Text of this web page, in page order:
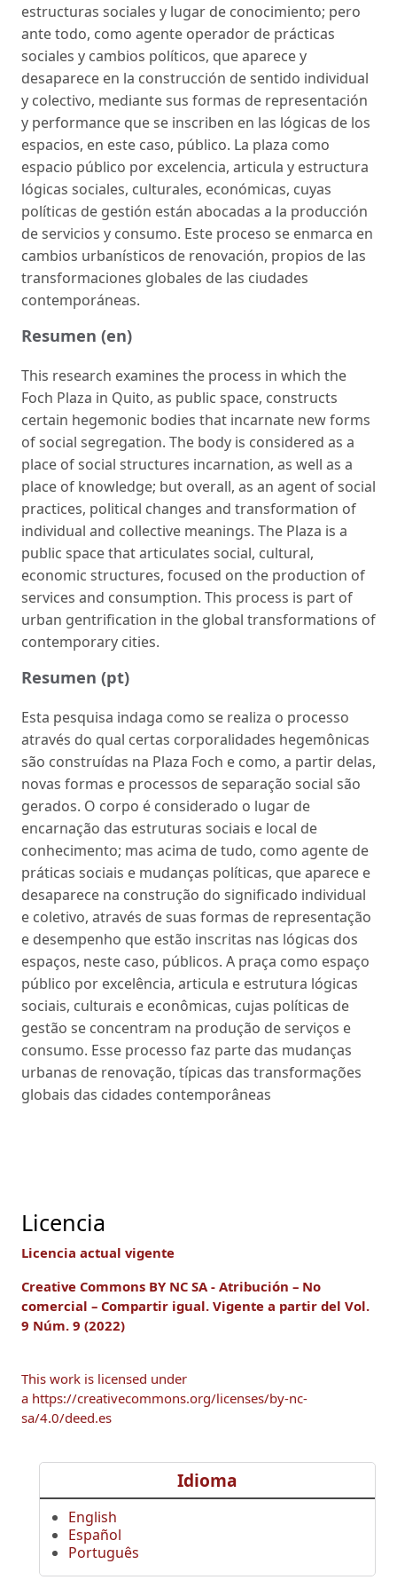
estructuras sociales y lugar de conocimiento; pero
ante todo, como agente operador de prácticas
sociales y cambios políticos, que aparece y
desaparece en la construcción de sentido individual
y colectivo, mediante sus formas de representación
y performance que se inscriben en las lógicas de los
espacios, en este caso, público. La plaza como
espacio público por excelencia, articula y estructura
lógicas sociales, culturales, económicas, cuyas
políticas de gestión están abocadas a la producción
de servicios y consumo. Este proceso se enmarca en
cambios urbanísticos de renovación, propios de las
transformaciones globales de las ciudades
contemporáneas.
Resumen (en)
This research examines the process in which the
Foch Plaza in Quito, as public space, constructs
certain hegemonic bodies that incarnate new forms
of social segregation. The body is considered as a
place of social structures incarnation, as well as a
place of knowledge; but overall, as an agent of social
practices, political changes and transformation of
individual and collective meanings. The Plaza is a
public space that articulates social, cultural,
economic structures, focused on the production of
services and consumption. This process is part of
urban gentrification in the global transformations of
contemporary cities.
Resumen (pt)
Esta pesquisa indaga como se realiza o processo
através do qual certas corporalidades hegemônicas
são construídas na Plaza Foch e como, a partir delas,
novas formas e processos de separação social são
gerados. O corpo é considerado o lugar de
encarnação das estruturas sociais e local de
conhecimento; mas acima de tudo, como agente de
práticas sociais e mudanças políticas, que aparece e
desaparece na construção do significado individual
e coletivo, através de suas formas de representação
e desempenho que estão inscritas nas lógicas dos
espaços, neste caso, públicos. A praça como espaço
público por excelência, articula e estrutura lógicas
sociais, culturais e econômicas, cujas políticas de
gestão se concentram na produção de serviços e
consumo. Esse processo faz parte das mudanças
urbanas de renovação, típicas das transformações
globais das cidades contemporâneas
Licencia
Licencia actual vigente
Creative Commons BY NC SA - Atribución – No
comercial – Compartir igual. Vigente a partir del Vol.
9 Núm. 9 (2022)
This work is licensed under
a https://creativecommons.org/licenses/by-nc-
sa/4.0/deed.es
Idioma
English
Español
Português